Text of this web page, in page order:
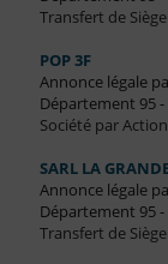
Transfert de
POP 3F
Annonce légale
Département 95 -
Société par
SARL LA
Annonce légale
Département 95 -
Transfert de